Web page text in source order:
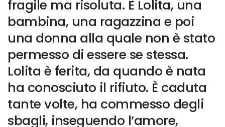
fragile ma risoluta. È Lolita, una
bambina, una ragazzina e poi
una donna alla quale non è stato
permesso di essere se stessa.
Lolita è ferita, da quando è nata
ha conosciuto il rifiuto. È caduta
tante volte, ha commesso degli
sbagli, inseguendo l’amore,